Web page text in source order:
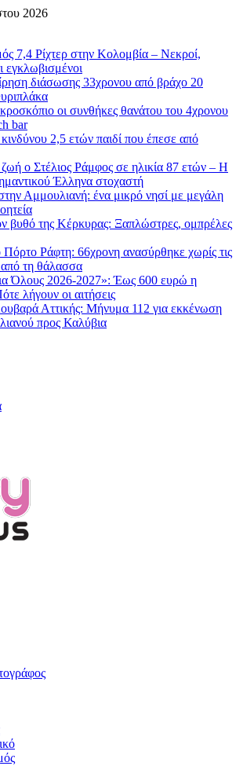
2026
7,4 Ρίχτερ στην Κολομβία – Νεκροί,
εγκλωβισμένοι
διάσωσης 33χρονου από βράχο 20
οι συνθήκες θανάτου του 4χρονου
bar
2,5 ετών παιδί που έπεσε από
ο Στέλιος Ράμφος σε ηλικία 87 ετών – Η
Έλληνα στοχαστή
Αμμουλιανή: ένα μικρό νησί με μεγάλη
βυθό της Κέρκυρας: Ξαπλώστρες, ομπρέλες
Ράφτη: 66χρονη ανασύρθηκε χωρίς τις
από τη θάλασσα
Όλους 2026-2027»: Έως 600 ευρώ η
λήγουν οι αιτήσεις
Αττικής: Μήνυμα 112 για εκκένωση
προς Καλύβια